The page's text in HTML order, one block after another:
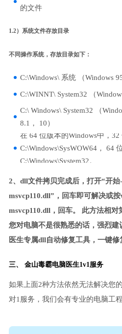
的文件
1.2）系统文件存放目录
不同操作系统，存放目录如下：
C:\Windows\ 系统 （Windows
C:\WINNT\ System32 （
C:\ Windows\ System32 （
8.1， 10）
在 64 位版本的Windows中，
C:\Windows\SysWOW64， 64
C:\Windows\System32。
2、dll文件拷贝完成后，打开“开
msvcp110.dll”，回车即可解决或
msvcp110.dll，回车。 此方法相
您对电脑不是很熟悉的话，强烈
医生专属dll自动修复工具，一键修
三、 金山毒霸电脑医生1v1服务
如果上面2种方法依然无法解决您
对1服务，我们会有专业的电脑工